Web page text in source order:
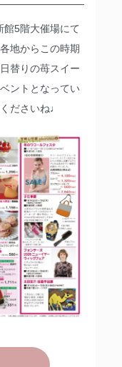
館5階大催場にて
地からこの時期
替りの苺スイー
ントとなってい
ださいね♩